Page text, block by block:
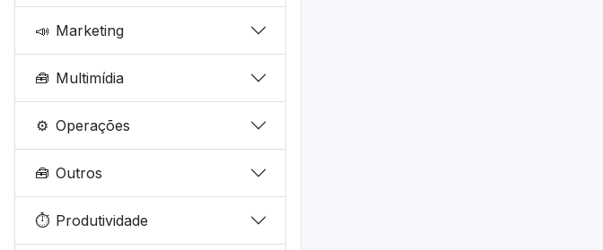
📣 Marketing
🧰 Multimídia
⚙️ Operações
🧰 Outros
⏱️ Produtividade